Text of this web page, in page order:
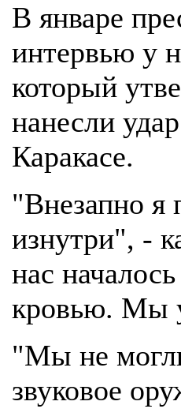
В январе
интервью у
который
нанесли
Каракасе.
"Внезапно я
изнутри", -
нас
кровью. Мы
"Мы не
звуковое